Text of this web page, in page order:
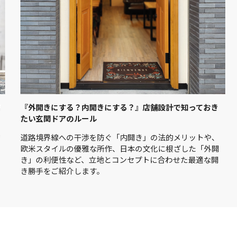
『外開きにする？内開きにする？』店舗設計で知っておき
たい玄関ドアのルール
道路境界線への干渉を防ぐ「内開き」の法的メリットや、
欧米スタイルの優雅な所作、日本の文化に根ざした「外開
き」の利便性など、立地とコンセプトに合わせた最適な開
き勝手をご紹介します。